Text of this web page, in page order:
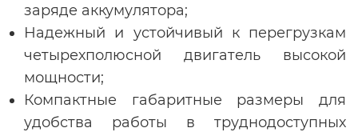
заряде аккумулятора;
Надежный и устойчивый к перегрузкам
четырехполюсной двигатель высокой
мощности;
Компактные габаритные размеры для
удобства работы в труднодоступных